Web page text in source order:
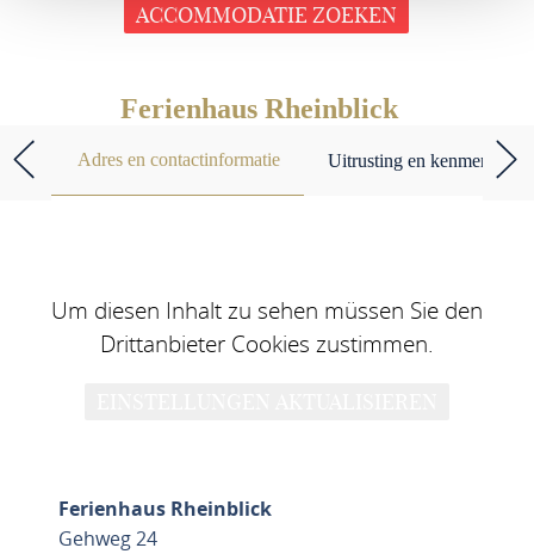
ACCOMMODATIE ZOEKEN
Ferienhaus Rheinblick
Adres en contactinformatie Uitrusting en kenmerken
Um diesen Inhalt zu sehen müssen Sie den
Drittanbieter Cookies zustimmen.
Ferienhaus Rheinblick
Gehweg 24